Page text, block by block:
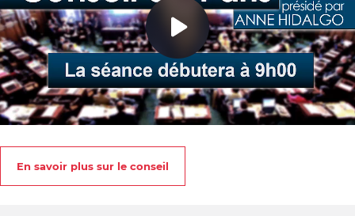
En savoir plus sur le conseil